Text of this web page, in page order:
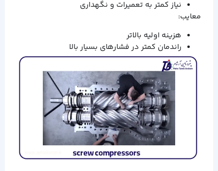
نیاز کمتر به تعمیرات و نگهداری
معایب:
هزینه اولیه بالاتر
راندمان کمتر در فشارهای بسیار بالا